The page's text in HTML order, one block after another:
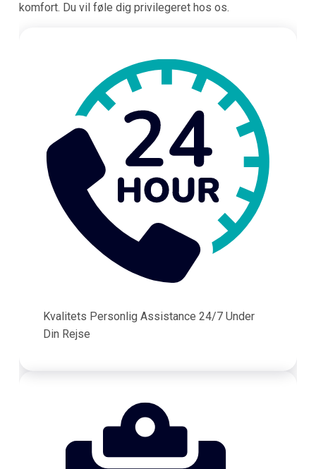
komfort. Du vil føle dig privilegeret hos os.
Kvalitets Personlig Assistance 24/7 Under
Din Rejse